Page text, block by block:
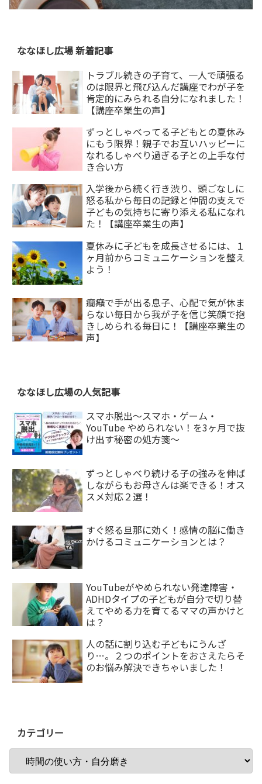
ななほし広場 新着記事
トラブル続きの子育て、一人で頑張る
のは限界と飛び込んだ講座でわが子を
肯定的にみられる自分になれました！
【講座卒業生の声】
ずっとしゃべってる子どもとの夏休み
にもう限界！親子でお互いハッピーに
なれるしゃべり過ぎる子との上手な付
き合い方
入学後から続く行き渋り、頭ごなしに
怒る私から毎日の記録と仲間の支えで
子どもの気持ちに寄り添える私になれ
た！【講座卒業生の声】
夏休みに子どもを成長させるには、１
ヶ月前からコミュニケーションを整え
よう！
癇癪で手が出る息子、心配で気が休ま
らない毎日から我が子を信じ笑顔で抱
きしめられる毎日に！【講座卒業生の
声】
ななほし広場の人気記事
スマホ脱出〜スマホ・ゲーム・
YouTube やめられない！を3ヶ月で抜
け出す秘密の処方箋〜
ずっとしゃべり続ける子の強みを伸ば
しながらもお母さんは楽できる！オス
スメ対応２選！
すぐ怒る旦那に効く！感情の脳に働き
かけるコミュニケーションとは？
YouTubeがやめられない発達障害・
ADHDタイプの子どもが自分で切り替
えてやめる力を育てるママの声かけと
は？
人の話に割り込む子どもにうんざ
り…。２つのポイントをおさえたらそ
のお悩み解決できちゃいました！
カテゴリー